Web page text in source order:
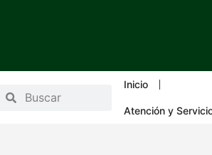
Inicio
Atención y